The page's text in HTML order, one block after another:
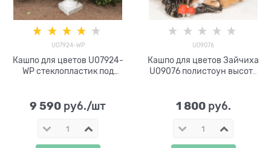
U07924-WP
Кашпо для цветов U07924-
WP стеклопластик под
9 590 руб./шт
U09076
Кашпо для цветов Зайчиха
U09076 полистоун высота
1 800 руб.